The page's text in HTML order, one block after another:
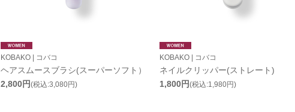
KOBAKO | コバコ
ヘアスムースブラシ(スーパーソフト）
2,800円(税込:3,080円)
KOBAKO | コバコ
ネイルクリッパー(ストレート)
1,800円(税込:1,980円)